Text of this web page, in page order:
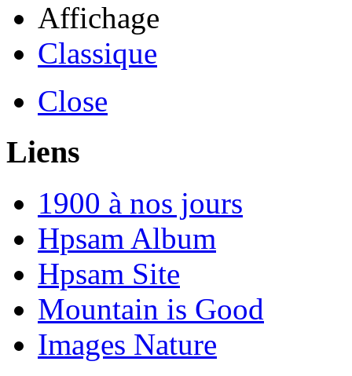
Affichage
Classique
Close
Liens
1900 à nos jours
Hpsam Album
Hpsam Site
Mountain is Good
Images Nature